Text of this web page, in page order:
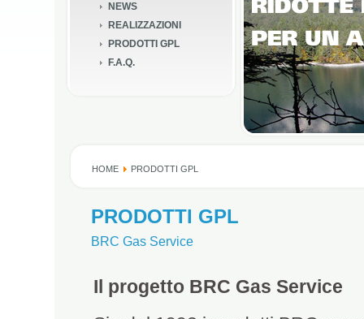
NEWS
REALIZZAZIONI
PRODOTTI GPL
F.A.Q.
HOME PRODOTTI GPL
PRODOTTI GPL
BRC Gas Service
Il progetto BRC Gas Service